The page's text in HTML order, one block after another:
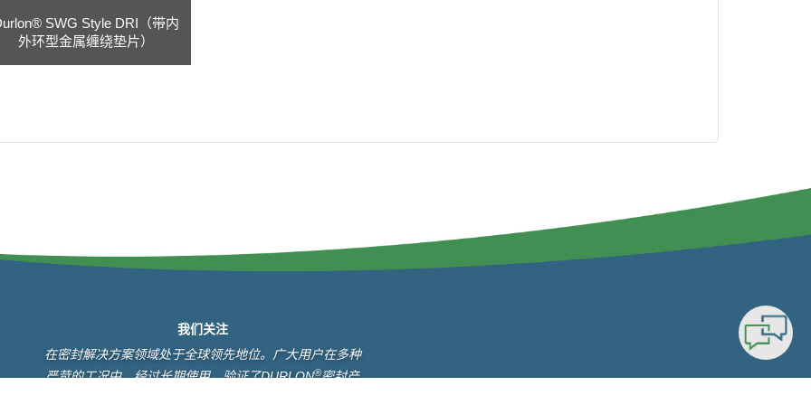
SWG Style DRI（带内
外环型金属缠绕垫片）
我们关注
在密封解决方案领域处于全球领先地位。广大用户在多种
严苛的工况中，经过长期使用，验证了DURLON®密封产